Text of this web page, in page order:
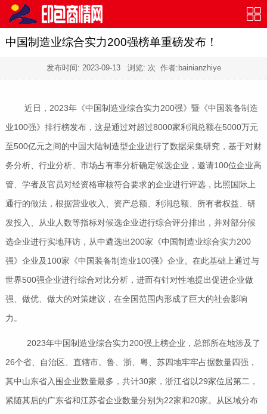
中国制造业综合实力200强榜单重磅发布！
发布时间: 2023-09-13浏览: 次 作者:bainianzhiye
近日，2023年《中国制造业综合实力200强》暨《中国装备制造
业100强》排行榜发布，这是通过对超过8000家利润总额在5000万元
至500亿元之间的中国大陆制造型企业进行了数据采集研究，基于对财
务分析、行业分析、市场占有率分析确定候选企业，邀请100位企业高
管、学者及官员对经资格审核符合要求的企业进行评选，比照国际上
通行的做法，根据营业收入、资产总额、利润总额、所有者权益、研
发投入、从业人数等指标对候选企业进行综合评分排出，并对部分候
选企业进行实地拜访，从中遴选出200家《中国制造业综合实力200
强》企业及100家《中国装备制造业100强》企业。在此基础上通过与
世界500强企业进行综合对比分析，进而有针对性地提出促进企业做
强、做优、做大的对策建议，在全国范围内形成了巨大的社会影响
力。
2023年中国制造业综合实力200强上榜企业，总部所在地涉及了
26个省、自治区、直辖市。鲁、浙、粤、苏四地牢牢占据数量四强，
其中山东省入围企业数量最多，共计30家，浙江省以29家位居第二，
紧随其后的广东省和江苏省企业数量分别为22家和20家。从区域分布